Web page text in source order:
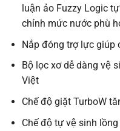
luận ảo Fuzzy Logic
chỉnh mức nước phù
Nắp đóng trợ lực giúp
Bộ lọc xơ dễ dàng vệ
Việt
Chế độ giặt TurboW
Chế độ tự vệ sinh